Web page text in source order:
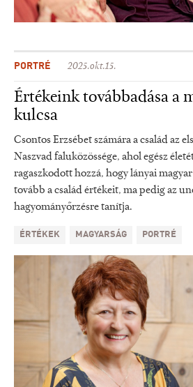
PORTRÉ 2025.okt.15.
Értékeink továbbadása a
kulcsa
Csontos Erzsébet számára a család az
Naszvad faluközössége, ahol egész
ragaszkodott hozzá, hogy lányai
tovább a család értékeit, ma pedig az
hagyományőrzésre tanítja.
ÉRTÉKEK MAGYARSÁG PORTRÉ